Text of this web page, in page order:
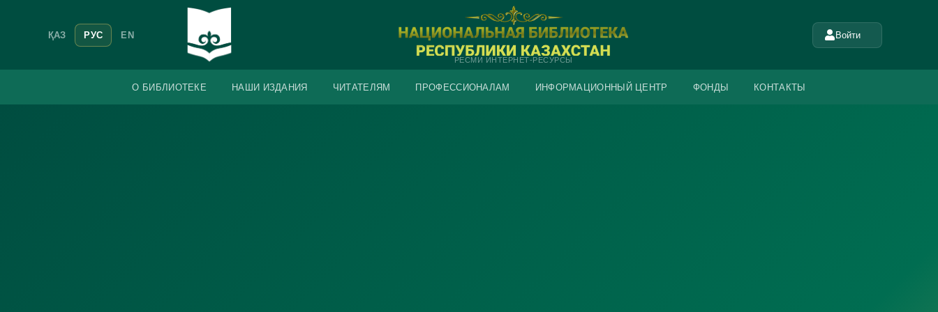
ҚАЗ РУС EN
РЕСМИ ИНТЕРНЕТ-РЕСУРСЫ
Войти
О БИБЛИОТЕКЕ НАШИ ИЗДАНИЯ ЧИТАТЕЛЯМ ПРОФЕССИОНАЛАМ ИНФОРМАЦИОННЫЙ ЦЕНТР ФОНДЫ КОНТАКТЫ